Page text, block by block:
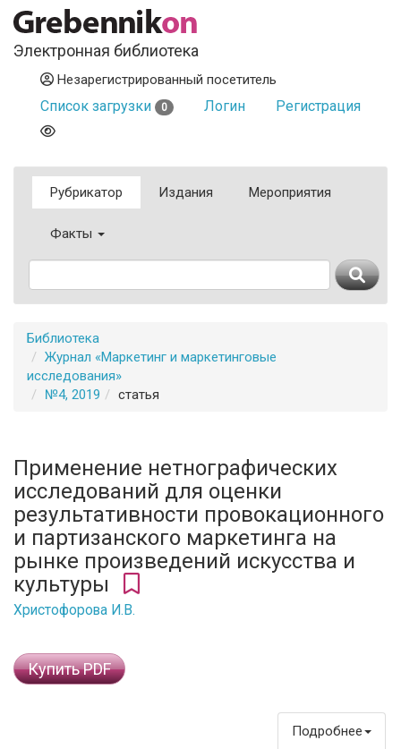
Электронная библиотека
Незарегистрированный посетитель
Список загрузки 0 Логин Регистрация
Рубрикатор Издания Мероприятия
Факты
Библиотека
Журнал «Маркетинг и маркетинговые
исследования»
№4, 2019
статья
Применение нетнографических
исследований для оценки
результативности провокационного
и партизанского маркетинга на
рынке произведений искусства и
культуры
Христофорова И.В.
Купить PDF
Подробнее